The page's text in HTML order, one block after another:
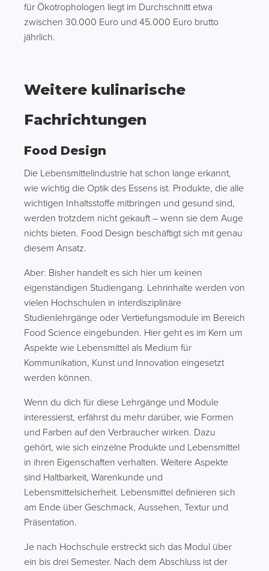
für Ökotrophologen liegt im Durchschnitt etwa
zwischen 30.000 Euro und 45.000 Euro brutto
jährlich.
Weitere kulinarische
Fachrichtungen
Food Design
Die Lebensmittelindustrie hat schon lange erkannt,
wie wichtig die Optik des Essens ist. Produkte, die alle
wichtigen Inhaltsstoffe mitbringen und gesund sind,
werden trotzdem nicht gekauft – wenn sie dem Auge
nichts bieten. Food Design beschäftigt sich mit genau
diesem Ansatz.
Aber: Bisher handelt es sich hier um keinen
eigenständigen Studiengang. Lehrinhalte werden von
vielen Hochschulen in interdisziplinäre
Studienlehrgänge oder Vertiefungsmodule im Bereich
Food Science eingebunden. Hier geht es im Kern um
Aspekte wie Lebensmittel als Medium für
Kommunikation, Kunst und Innovation eingesetzt
werden können.
Wenn du dich für diese Lehrgänge und Module
interessierst, erfährst du mehr darüber, wie Formen
und Farben auf den Verbraucher wirken. Dazu
gehört, wie sich einzelne Produkte und Lebensmittel
in ihren Eigenschaften verhalten. Weitere Aspekte
sind Haltbarkeit, Warenkunde und
Lebensmittelsicherheit. Lebensmittel definieren sich
am Ende über Geschmack, Aussehen, Textur und
Präsentation.
Je nach Hochschule erstreckt sich das Modul über
ein bis drei Semester. Nach dem Abschluss ist der